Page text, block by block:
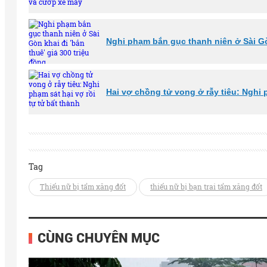
Nghi phạm bắn gục thanh niên ở Sài
Hai vợ chồng tử vong ở rẫy tiêu: Nghi
Tag
Thiếu nữ bị tẩm xăng đốt thiếu nữ bị bạn trai tẩm xăng đốt
CÙNG CHUYÊN MỤC